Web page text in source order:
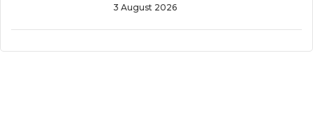
3 August 2026